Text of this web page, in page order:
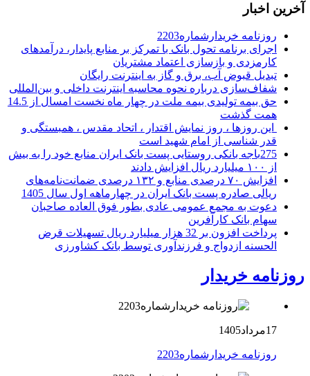
آخرین اخبار
روزنامه خریدارشماره2203
اجرای برنامه تحول بانک با تمرکز بر منابع پایدار، درآمدهای
کارمزدی و بازسازی اعتماد مشتریان
تبدیل قبوض آب، برق و گاز به اینترنت رایگان
شفاف‌سازی درباره نحوه محاسبه اینترنت داخلی و بین‌المللی
حق بیمه تولیدی بیمه ملت در چهار ماه نخست امسال از 14.5
همت گذشت
این روزها ، روز نمایش اقتدار ، اتحاد مقدس ، همبستگی و
قدر شناسی از امام شهید است
275باجه بانکی روستایی پست بانک ایران منابع خود را به بیش
از ۱۰۰ میلیارد ریال افزایش دادند
افزایش ۷۰ درصدی منابع و ۱۳۲ درصدی ضمانت‌نامه‌های
ریالی صادره پست بانک ایران در چهارماهه اول سال 1405
دعوت به مجمع عمومی عادی بطور فوق العاده صاحبان
سهام بانک کارآفرین
پرداخت افزون بر 32 هزار میلیارد ریال تسهیلات قرض
الحسنه ازدواج و فرزندآوری توسط بانک کشاورزی
روزنامه خریدار
17مرداد1405
روزنامه خریدارشماره2203